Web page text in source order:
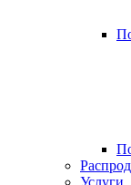
Услуги